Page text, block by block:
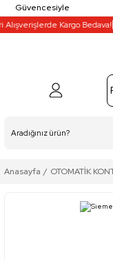
Güvencesiyle
Kargo Bedava!
Anasayfa OTOMATİK